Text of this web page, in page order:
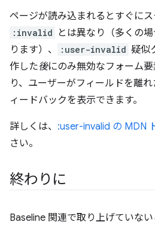
ページが読み込まれるとすぐに
:invalid
とは異なり（多くの
ります）、
:user-invalid 疑似
作した後にのみ無効なフォーム
り、ユーザーがフィールドを離
ィードバックを表示できます。
詳しくは、 :user-invalid の MDN
さい。
終わりに
Baseline 関連で取り上げていな